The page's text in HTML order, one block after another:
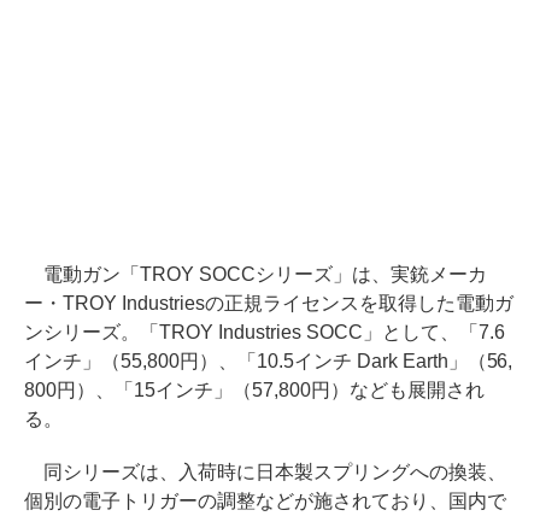
電動ガン「TROY SOCCシリーズ」は、実銃メーカ
ー・TROY Industriesの正規ライセンスを取得した電動ガ
ンシリーズ。「TROY Industries SOCC」として、「7.6
インチ」（55,800円）、「10.5インチ Dark Earth」（56,
800円）、「15インチ」（57,800円）なども展開され
る。
同シリーズは、入荷時に日本製スプリングへの換装、
個別の電子トリガーの調整などが施されており、国内で